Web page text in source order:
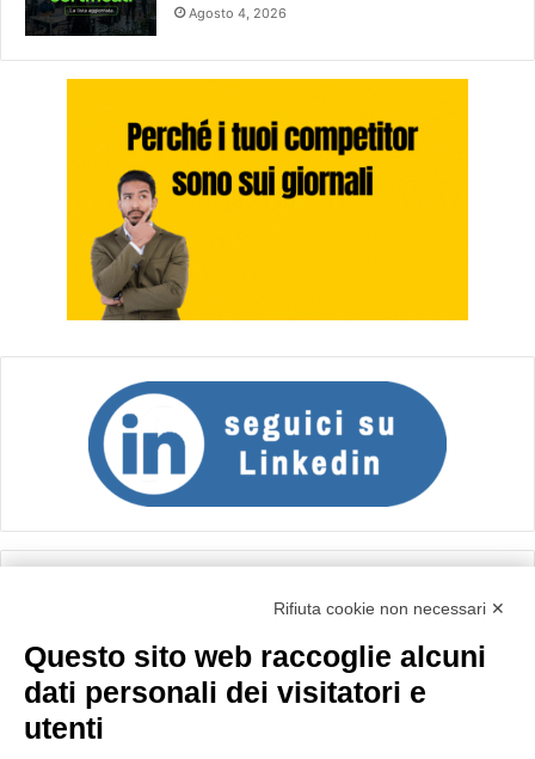
Agosto 4, 2026
Importo netto (€):
Rifiuta cookie non necessari ✕
Questo sito web raccoglie alcuni
dati personali dei visitatori e
utenti